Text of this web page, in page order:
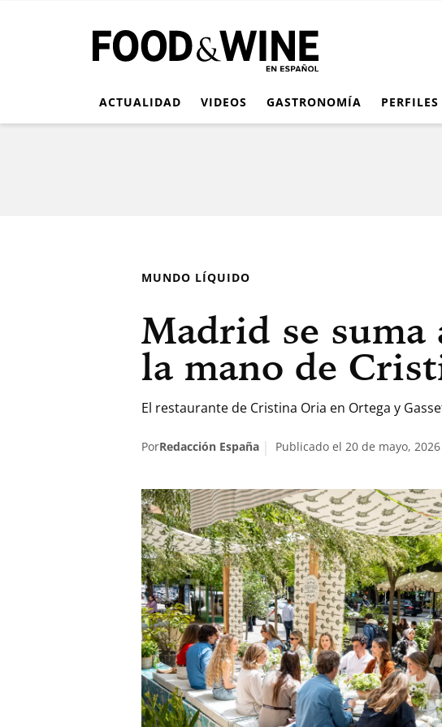
ACTUALIDAD VIDEOS GASTRONOMÍA PERFILES
MUNDO LÍQUIDO
Madrid se
la mano de
El restaurante de Cristina Oria en Ortega y
PorRedacción España Publicado el 20 de mayo, 2026